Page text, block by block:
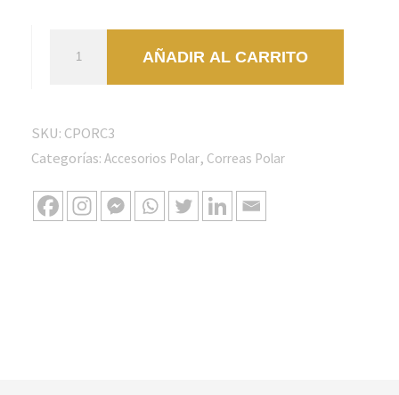
recambio
para
Polar
RC3
GPS
AÑADIR AL CARRITO
SKU: CPORC3
Categorías: Accesorios Polar, Correas Polar